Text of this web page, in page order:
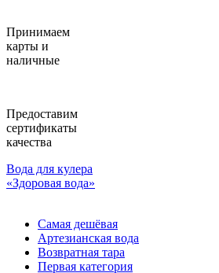
Принимаем
карты и
наличные
Предоставим
сертификаты
качества
Вода для кулера
«Здоровая вода»
Самая дешёвая
Артезианская вода
Возвратная тара
Первая категория